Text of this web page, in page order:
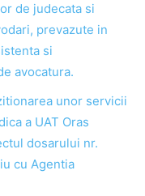
de judecata si
prevazute in
si
avocatura.
unor servicii
a UAT Oras
dosarului nr.
cu Agentia